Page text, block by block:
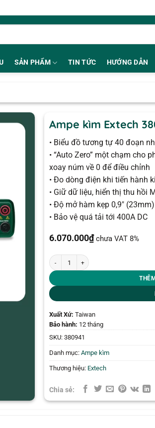
SẢN PHẨM TIN TỨC HƯỚNG DẪN
Ampe kìm Extech
• Biểu đồ tương tự 40 đoạn
• “Auto Zero” một chạm cho
xoay núm về 0 để điều chỉnh
• Đo dòng điện khi tiến hành
• Giữ dữ liệu, hiển thị thu hồi
• Độ mở hàm kẹp 0,9″ (23mm)
• Bảo vệ quá tải tới 400A DC
6.070.000₫ chưa VAT 8%
Ampe kìm Extech 380941 (AC/DC
Xuất Xứ: Taiwan
Bảo hành: 12 tháng
SKU:380941
Danh mục:Ampe kìm
Thương hiệu: Extech
Chia sẻ: